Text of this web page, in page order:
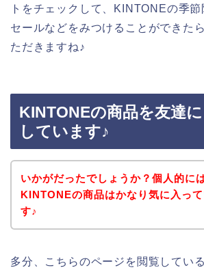
トをチェックして、KINTONEの季
セールなどをみつけることができた
ただきますね♪
KINTONEの商品を友達
しています♪
いかがだったでしょうか？個人的に
KINTONEの商品はかなり気に入って
す♪
多分、こちらのページを閲覧してい